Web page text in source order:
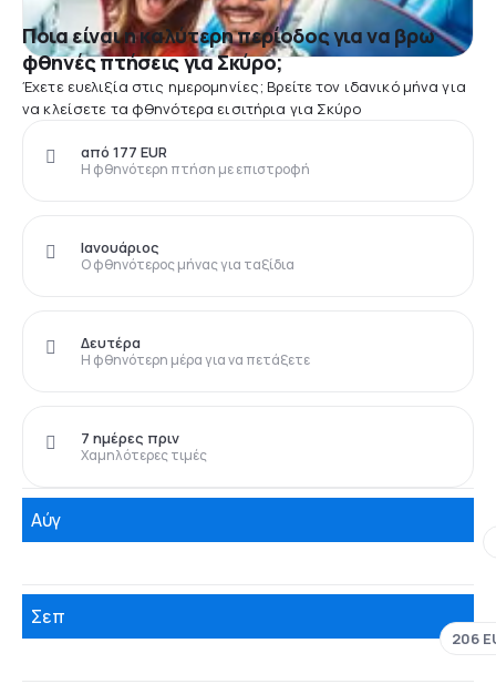
Ποια είναι η καλύτερη περίοδος για να βρω
φθηνές πτήσεις για Σκύρο;
Έχετε ευελιξία στις ημερομηνίες; Βρείτε τον ιδανικό μήνα για
να κλείσετε τα φθηνότερα εισιτήρια για Σκύρο
Η φθηνότερη πτήση με επιστροφή
από 177 EUR
Ο φθηνότερος μήνας για ταξίδια
Ιανουάριος
Η φθηνότερη μέρα για να πετάξετε
Δευτέρα
Χαμηλότερες τιμές
7 ημέρες πριν
Αύγ
Σεπ
206